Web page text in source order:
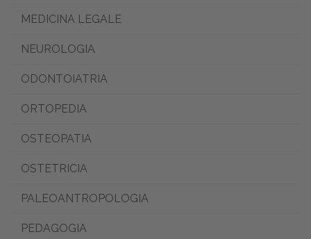
MEDICINA LEGALE
NEUROLOGIA
ODONTOIATRIA
ORTOPEDIA
OSTEOPATIA
OSTETRICIA
PALEOANTROPOLOGIA
PEDAGOGIA